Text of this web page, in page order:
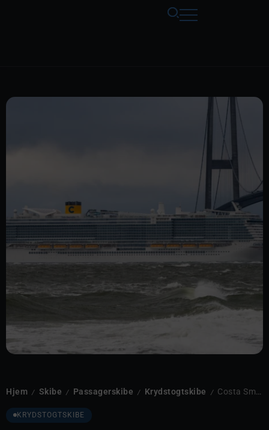
Hjem / Skibe / Passagerskibe / Krydstogtskibe / Costa Smeralda passerer Storebæltsbroen d. 8/12-2019
KRYDSTOGTSKIBE